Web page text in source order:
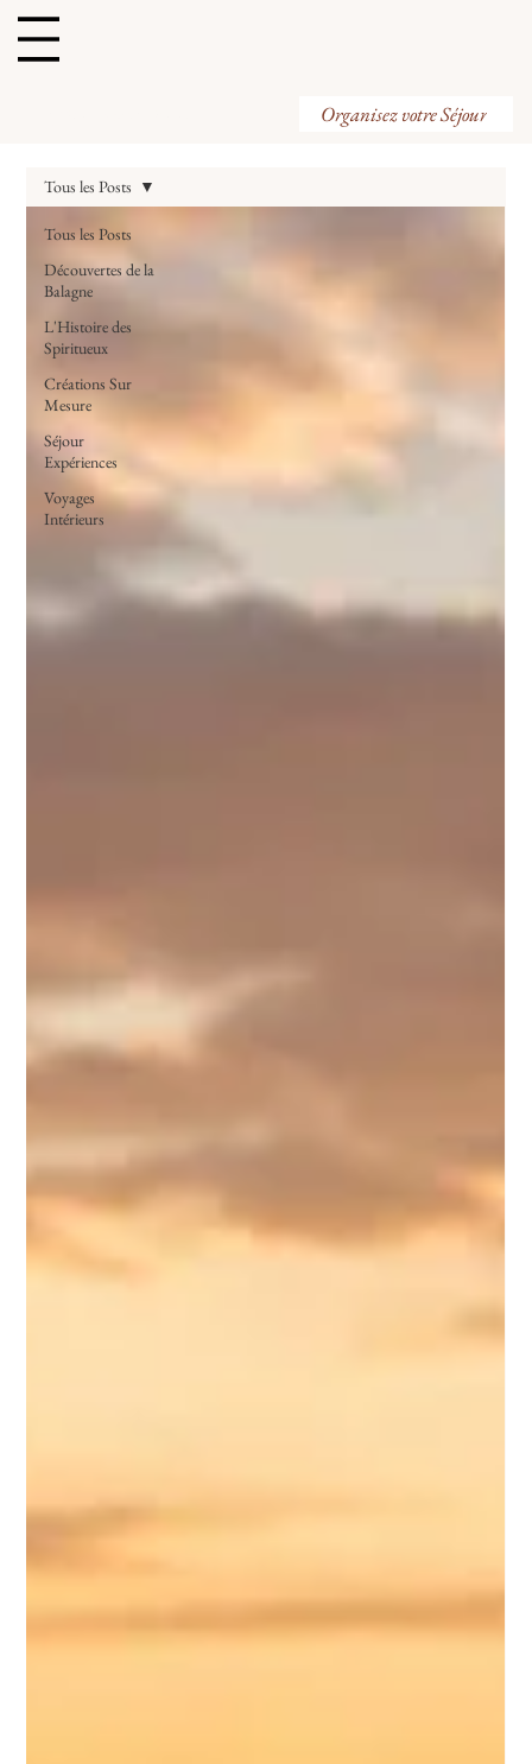
Organisez votre Séjour
Tous les Posts
Découvertes de la
Balagne
L'Histoire des
Spiritueux
Créations Sur
Mesure
Séjour
Expériences
Voyages
Intérieurs
Tous les Posts